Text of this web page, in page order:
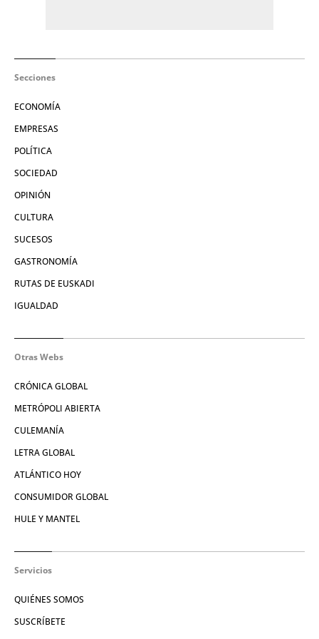
Secciones
ECONOMÍA
EMPRESAS
POLÍTICA
SOCIEDAD
OPINIÓN
CULTURA
SUCESOS
GASTRONOMÍA
RUTAS DE EUSKADI
IGUALDAD
Otras Webs
CRÓNICA GLOBAL
METRÓPOLI ABIERTA
CULEMANÍA
LETRA GLOBAL
ATLÁNTICO HOY
CONSUMIDOR GLOBAL
HULE Y MANTEL
Servicios
QUIÉNES SOMOS
SUSCRÍBETE